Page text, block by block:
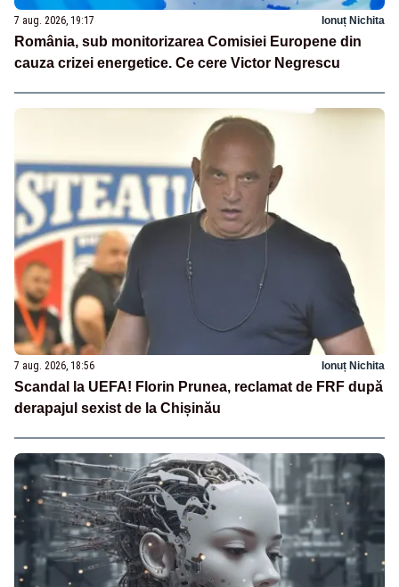
7 aug. 2026, 19:17 Ionuț Nichita
România, sub monitorizarea Comisiei Europene din
cauza crizei energetice. Ce cere Victor Negrescu
7 aug. 2026, 18:56 Ionuț Nichita
Scandal la UEFA! Florin Prunea, reclamat de FRF după
derapajul sexist de la Chișinău